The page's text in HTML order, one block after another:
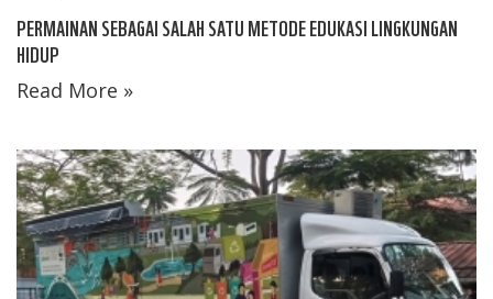
PERMAINAN SEBAGAI SALAH SATU METODE EDUKASI LINGKUNGAN
HIDUP
Read More »